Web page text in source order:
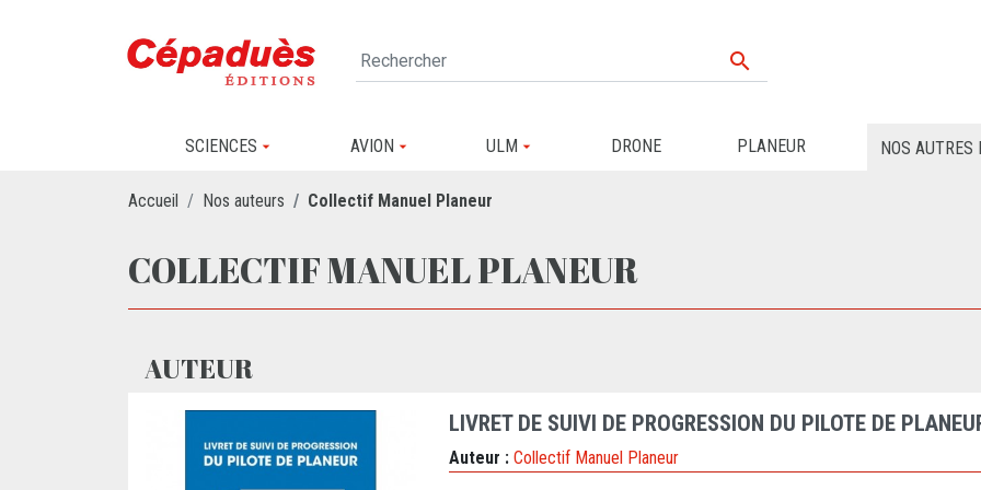

SCIENCES AVION ULM DRONE PLANEUR NOS AUTRES
Accueil Nos auteurs Collectif Manuel Planeur
COLLECTIF MANUEL PLANEUR
AUTEUR
LIVRET DE SUIVI DE PROGRESSION DU PILOTE DE
Auteur : Collectif Manuel Planeur